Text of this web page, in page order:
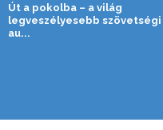
Út a pokolba – a világ
legveszélyesebb szövetségi
au...